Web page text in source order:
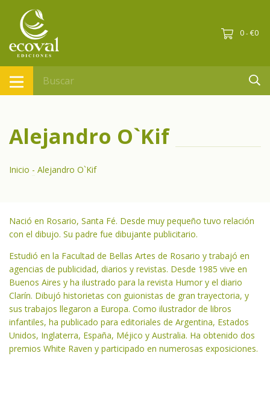
0 - €0
Alejandro O`Kif
Inicio - Alejandro O`Kif
Nació en Rosario, Santa Fé. Desde muy pequeño tuvo relación
con el dibujo. Su padre fue dibujante publicitario.
Estudió en la Facultad de Bellas Artes de Rosario y trabajó en
agencias de publicidad, diarios y revistas. Desde 1985 vive en
Buenos Aires y ha ilustrado para la revista Humor y el diario
Clarín. Dibujó historietas con guionistas de gran trayectoria, y
sus trabajos llegaron a Europa. Como ilustrador de libros
infantiles, ha publicado para editoriales de Argentina, Estados
Unidos, Inglaterra, España, Méjico y Australia. Ha obtenido dos
premios White Raven y participado en numerosas exposiciones.